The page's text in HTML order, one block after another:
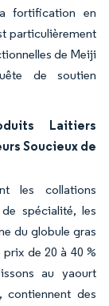
fortification en
particulièrement
de Meiji
de soutien
Laitiers
Soucieux de
les collations
spécialité, les
du globule gras
de 20 à 40 %
au yaourt
contiennent des